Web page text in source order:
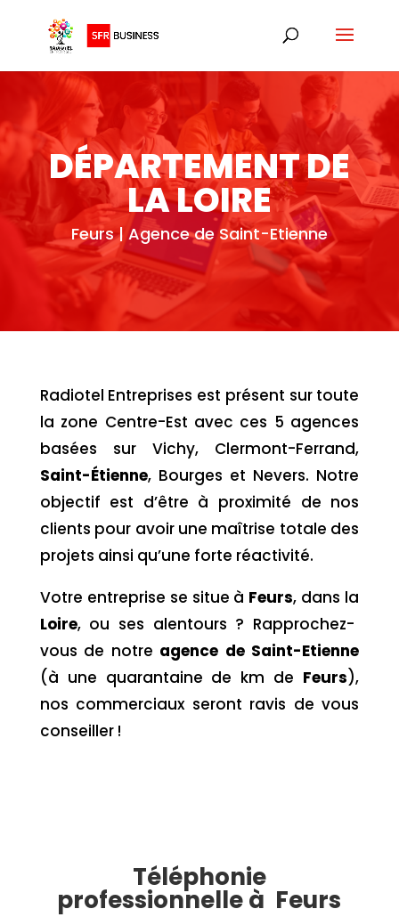
DÉPARTEMENT DE
LA LOIRE
Feurs | Agence de Saint-Etienne
Radiotel Entreprises est présent sur toute
la zone Centre-Est avec ces 5 agences
basées sur Vichy, Clermont-Ferrand,
Saint-Étienne, Bourges et Nevers. Notre
objectif est d’être à proximité de nos
clients pour avoir une maîtrise totale des
projets ainsi qu’une forte réactivité.
Votre entreprise se situe à Feurs, dans la
Loire, ou ses alentours ? Rapprochez-
vous de notre agence de Saint-Etienne
(à une quarantaine de km de Feurs),
nos commerciaux seront ravis de vous
conseiller !
Téléphonie
professionnelle à Feurs